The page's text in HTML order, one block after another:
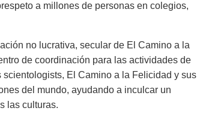
a millones de personas en colegios,
no lucrativa, secular de El Camino a la
de coordinación para las actividades de
El Camino a la Felicidad y sus
del mundo, ayudando a inculcar un
las culturas.